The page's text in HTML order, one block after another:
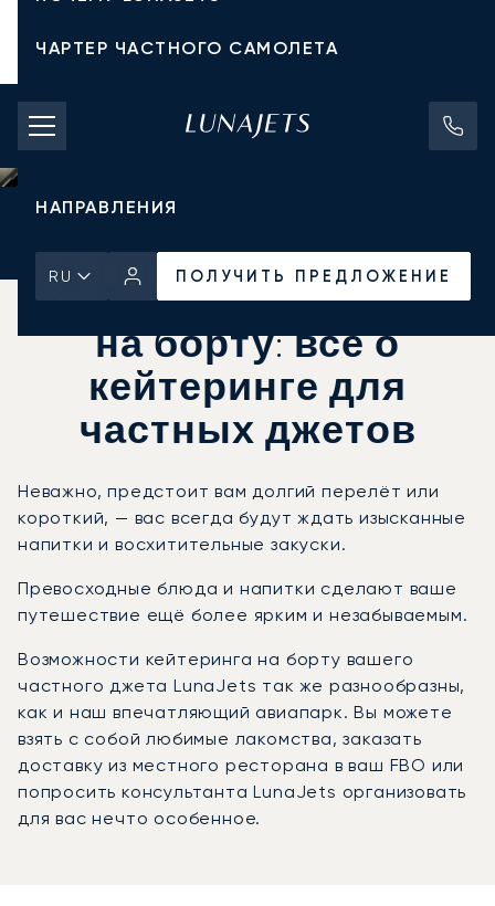
ЧАРТЕР ЧАСТНОГО САМОЛЕТА
СТОИМОСТЬ ЧАРТЕРА
ЧАСТНЫЕ САМОЛЕТЫ
НАПРАВЛЕНИЯ
RU ПОЛУЧИТЬ ПРЕДЛОЖЕНИЕ
Изысканные блюда
на борту: всё о
кейтеринге для
частных джетов
Неважно, предстоит вам долгий перелёт или
короткий, — вас всегда будут ждать изысканные
напитки и восхитительные закуски.
Превосходные блюда и напитки сделают ваше
путешествие ещё более ярким и незабываемым.
Возможности кейтеринга на борту вашего
частного джета LunaJets так же разнообразны,
как и наш впечатляющий авиапарк. Вы можете
взять с собой любимые лакомства, заказать
доставку из местного ресторана в ваш FBO или
попросить консультанта LunaJets организовать
для вас нечто особенное.